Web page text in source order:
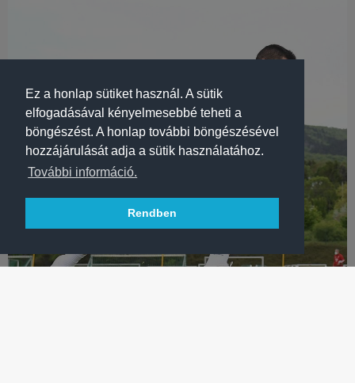
Ez a honlap sütiket használ. A sütik
elfogadásával kényelmesebbé teheti a
böngészést. A honlap további böngészésével
hozzájárulását adja a sütik használatához.
További információ.
Rendben